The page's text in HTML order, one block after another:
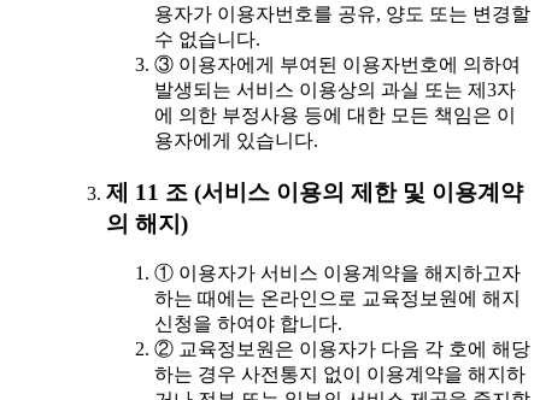
용자가 이용자번호를 공유, 양도 또는 변경할
수 없습니다.
③ 이용자에게 부여된 이용자번호에 의하여
발생되는 서비스 이용상의 과실 또는 제3자
에 의한 부정사용 등에 대한 모든 책임은 이
용자에게 있습니다.
제 11 조 (서비스 이용의 제한 및 이용계약
의 해지)
① 이용자가 서비스 이용계약을 해지하고자
하는 때에는 온라인으로 교육정보원에 해지
신청을 하여야 합니다.
② 교육정보원은 이용자가 다음 각 호에 해당
하는 경우 사전통지 없이 이용계약을 해지하